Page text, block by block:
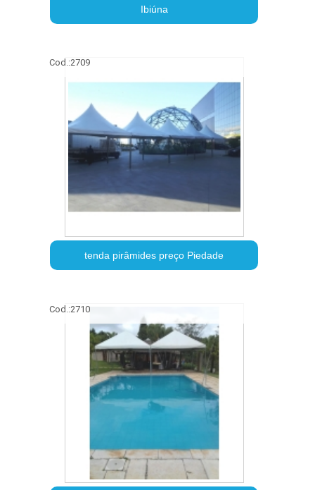
Ibiúna
Cod.:2709
tenda pirâmides preço Piedade
Cod.:2710